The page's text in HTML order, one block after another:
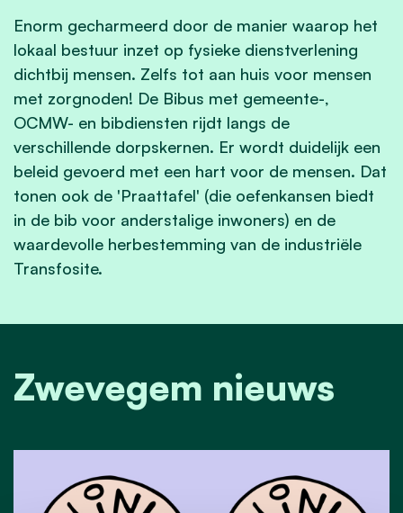
Enorm gecharmeerd door de manier waarop het
lokaal bestuur inzet op fysieke dienstverlening
dichtbij mensen. Zelfs tot aan huis voor mensen
met zorgnoden! De Bibus met gemeente-,
OCMW- en bibdiensten rijdt langs de
verschillende dorpskernen. Er wordt duidelijk een
beleid gevoerd met een hart voor de mensen. Dat
tonen ook de 'Praattafel' (die oefenkansen biedt
in de bib voor anderstalige inwoners) en de
waardevolle herbestemming van de industriële
Transfosite.
Zwevegem nieuws